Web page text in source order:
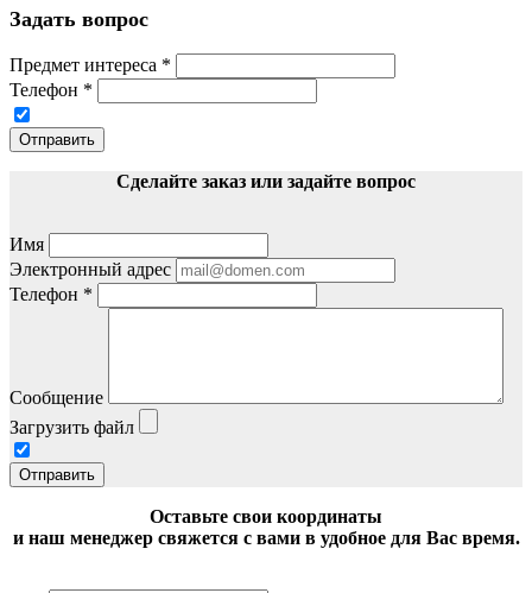
Задать вопрос
Предмет интереса *
Телефон *
Отправить
Сделайте заказ или задайте вопрос
Имя
Электронный адрес
Телефон *
Сообщение
Загрузить файл
Отправить
Оставьте свои координаты
и наш менеджер свяжется с вами в удобное для Вас время.